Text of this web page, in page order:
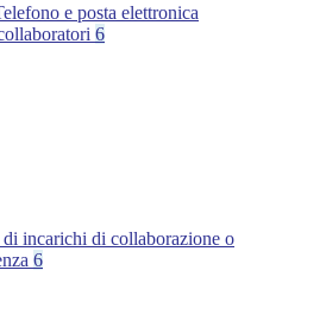
e posta elettronica
6
incarichi di collaborazione o
6